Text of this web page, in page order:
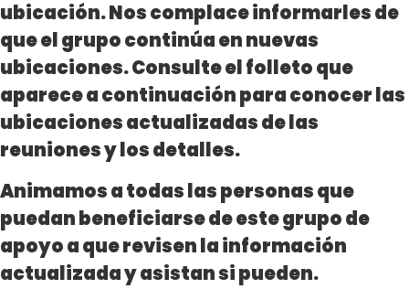
ubicación. Nos complace informarles de
que el grupo continúa en nuevas
ubicaciones. Consulte el folleto que
aparece a continuación para conocer las
ubicaciones actualizadas de las
reuniones y los detalles.
Animamos a todas las personas que
puedan beneficiarse de este grupo de
apoyo a que revisen la información
actualizada y asistan si pueden.